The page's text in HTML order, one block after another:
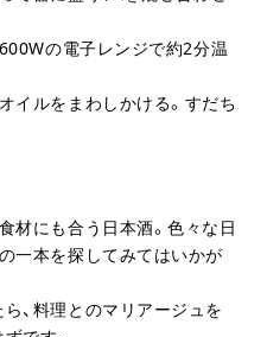
の電子レンジで約2分温
イルをまわしかける。すだち
材にも合う日本酒。色々な日
一本を探してみてはいかが
、料理とのマリアージュを